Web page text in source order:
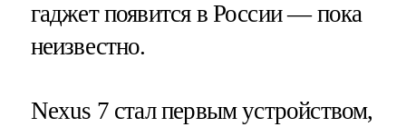
гаджет появится в России — пока
неизвестно.
Nexus 7 стал первым устройством,